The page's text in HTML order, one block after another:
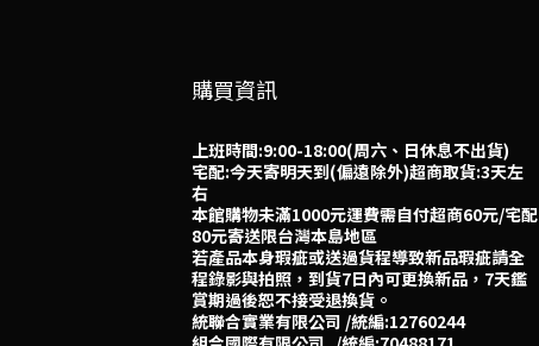
購買資訊
上班時間:9:00-18:00(周六、日休息不出貨)
宅配:今天寄明天到(偏遠除外)超商取貨:3天左
右
本館購物未滿1000元運費需自付超商60元/宅配
80元寄送限台灣本島地區
若產品本身瑕疵或送過貨程導致新品瑕疵請全
程錄影與拍照，到貨7日內可更換新品，7天鑑
賞期過後恕不接受退換貨。
統聯合實業有限公司 /統編:12760244